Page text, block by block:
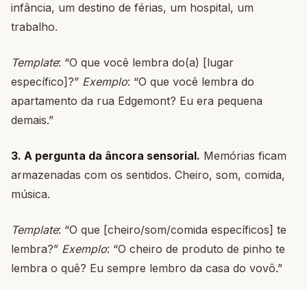
infância, um destino de férias, um hospital, um
trabalho.
Template: “O que você lembra do(a) [lugar
específico]?” Exemplo: “O que você lembra do
apartamento da rua Edgemont? Eu era pequena
demais.”
3. A pergunta da âncora sensorial. Memórias ficam
armazenadas com os sentidos. Cheiro, som, comida,
música.
Template: “O que [cheiro/som/comida específicos] te
lembra?” Exemplo: “O cheiro de produto de pinho te
lembra o quê? Eu sempre lembro da casa do vovô.”